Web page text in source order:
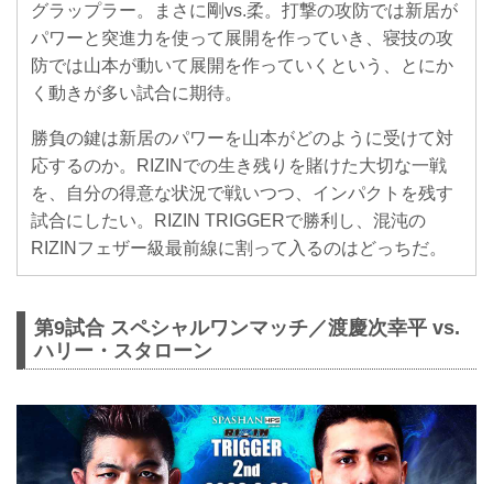
グラップラー。まさに剛vs.柔。打撃の攻防では新居が
パワーと突進力を使って展開を作っていき、寝技の攻
防では山本が動いて展開を作っていくという、とにか
く動きが多い試合に期待。
勝負の鍵は新居のパワーを山本がどのように受けて対
応するのか。RIZINでの生き残りを賭けた大切な一戦
を、自分の得意な状況で戦いつつ、インパクトを残す
試合にしたい。RIZIN TRIGGERで勝利し、混沌の
RIZINフェザー級最前線に割って入るのはどっちだ。
第9試合 スペシャルワンマッチ／渡慶次幸平 vs.
ハリー・スタローン